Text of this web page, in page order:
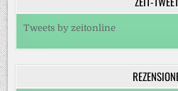
Tweets by zeitonline